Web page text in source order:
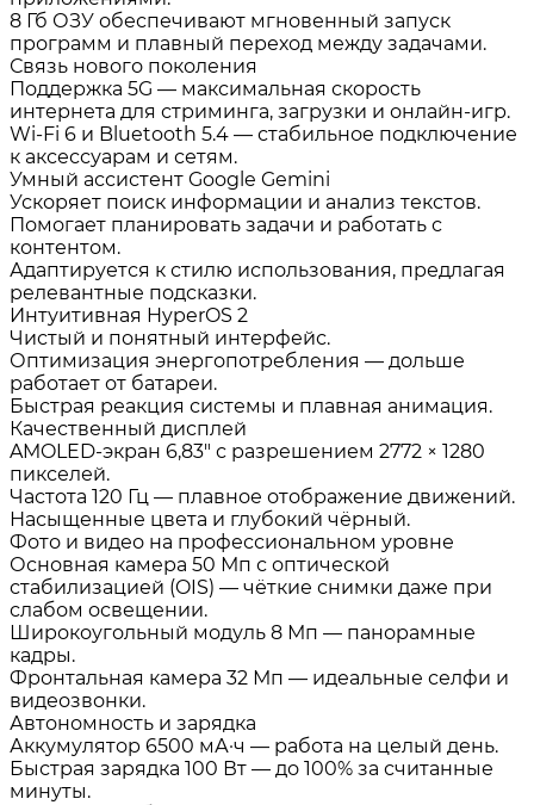
8 Гб ОЗУ обеспечивают мгновенный запуск
программ и плавный переход между задачами.
Связь нового поколения
Поддержка 5G — максимальная скорость
интернета для стриминга, загрузки и онлайн‑игр.
Wi‑Fi 6 и Bluetooth 5.4 — стабильное подключение
к аксессуарам и сетям.
Умный ассистент Google Gemini
Ускоряет поиск информации и анализ текстов.
Помогает планировать задачи и работать с
контентом.
Адаптируется к стилю использования, предлагая
релевантные подсказки.
Интуитивная HyperOS 2
Чистый и понятный интерфейс.
Оптимизация энергопотребления — дольше
работает от батареи.
Быстрая реакция системы и плавная анимация.
Качественный дисплей
AMOLED‑экран 6,83″ с разрешением 2772 × 1280
пикселей.
Частота 120 Гц — плавное отображение движений.
Насыщенные цвета и глубокий чёрный.
Фото и видео на профессиональном уровне
Основная камера 50 Мп с оптической
стабилизацией (OIS) — чёткие снимки даже при
слабом освещении.
Широкоугольный модуль 8 Мп — панорамные
кадры.
Фронтальная камера 32 Мп — идеальные селфи и
видеозвонки.
Автономность и зарядка
Аккумулятор 6500 мА·ч — работа на целый день.
Быстрая зарядка 100 Вт — до 100% за считанные
минуты.